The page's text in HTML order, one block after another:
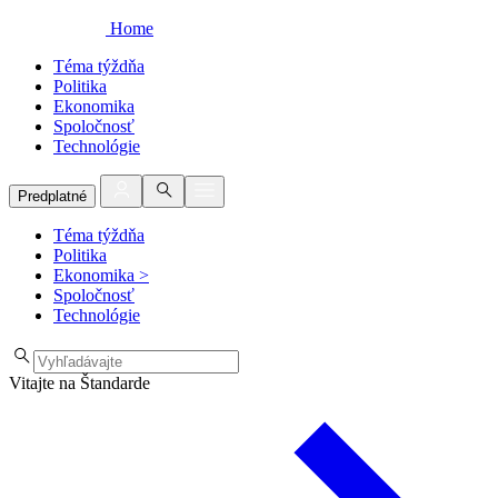
Home
Téma týždňa
Politika
Ekonomika
Spoločnosť
Technológie
Predplatné
Téma týždňa
Politika
Ekonomika >
Spoločnosť
Technológie
Vitajte na Štandarde